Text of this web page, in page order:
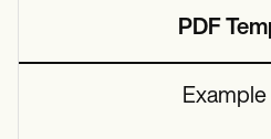
PDF
Example